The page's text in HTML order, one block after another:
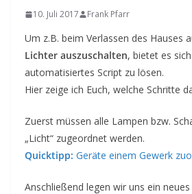
10. Juli 2017 Frank Pfarr
Um z.B. beim Verlassen des Hauses
Lichter auszuschalten, bietet es
automatisiertes Script zu lösen.
Hier zeige ich Euch, welche Schritte
Zuerst müssen alle Lampen bzw.
„Licht“ zugeordnet werden.
Quicktipp: Geräte einem Gewerk
Anschließend legen wir uns ein